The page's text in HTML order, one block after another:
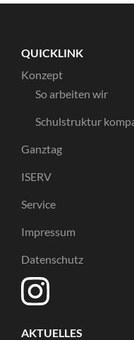
QUICKLINK
Konzept
So arbeiten wir
Schulstruktur
Ganztag
ISERV
Service
Impressum
Datenschutz
AKTUELLES